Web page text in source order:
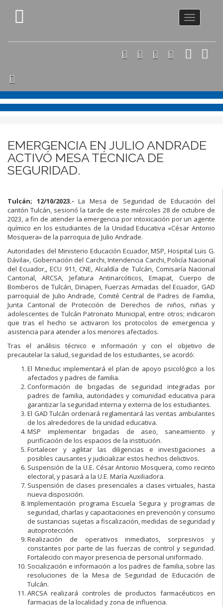
Toggle
navigation
EMERGENCIA EN JULIO ANDRADE
ACTIVÓ MESA TÉCNICA DE
SEGURIDAD.
Tulcán; 12/10/2023.- La Mesa de Seguridad de Educación del
cantón Tulcán, sesionó la tarde de este miércoles 28 de octubre de
2023, a fin de atender la emergencia por intoxicación por un agente
químico en los estudiantes de la Unidad Educativa «César Antonio
Mosquera» de la parroquia de Julio Andrade.
Autoridades del Ministerio Educación Ecuador, MSP, Hospital Luis G.
Dávila», Gobernación del Carchi, Intendencia Carchi, Policía Nacional
del Ecuador,, ECU 911, CNE, Alcaldía de Tulcán, Comisaría Nacional
Cantonal, ARCSA, Jefatura Antinarcóticos, Emapat, Cuerpo de
Bomberos de Tulcán, Dinapen, Fuerzas Armadas del Ecuador, GAD
parroquial de Julio Andrade, Comité Central de Padres de Familia,
Junta Cantonal de Protección de Derechos de niños, niñas y
adolescentes de Tulcán Patronato Municipal, entre otros; indicaron
que tras el hecho se activaron los protocolos de emergencia y
asistencia para atender a los menores afectados.
Tras el análisis técnico e información y con el objetivo de
precautelar la salud, seguridad de los estudiantes, se acordó:
El Mineduc implementará el plan de apoyo psicológico a los
afectados y padres de familia.
Conformación de brigadas de seguridad integradas por
padres de familia, autoridades y comunidad educativa para
garantizar la seguridad interna y externa de los estudiantes.
El GAD Tulcán ordenará reglamentará las ventas ambulantes
de los alrededores de la unidad educativa.
MSP implementar brigadas de aseo, saneamiento y
purificación de los espacios de la institución.
Fortalecer y agilitar las diligencias e investigaciones a
posibles causantes y judicializar estos hechos delictivos.
Suspensión de la U.E. César Antonio Mosquera, como recinto
electoral, y pasará a la U.E. María Auxiliadora.
Suspensión de clases presenciales a clases virtuales, hasta
nueva disposición.
Implementación programa Escuela Segura y programas de
seguridad, charlas y capacitaciones en prevención y consumo
de sustancias sujetas a fiscalización, medidas de seguridad y
autoprotección.
Realización de operativos inmediatos, sorpresivos y
constantes por parte de las fuerzas de control y seguridad.
Fortalecido con mayor presencia de personal uniformado.
Socialización e información a los padres de familia, sobre las
resoluciones de la Mesa de Seguridad de Educación de
Tulcán.
ARCSA realizará controles de productos farmacéuticos en
farmacias de la localidad y zona de influencia.